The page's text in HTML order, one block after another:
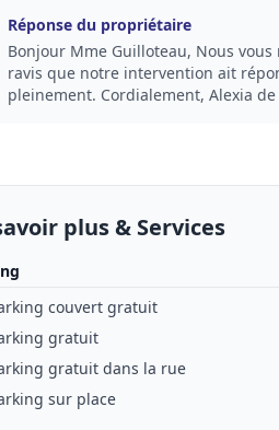
Réponse du propriétaire
Bonjour Mme Guilloteau, Nous
ravis que notre intervention ait
pleinement. Cordialement, Alexia
plus & Services
couvert gratuit
gratuit
gratuit dans la rue
sur place